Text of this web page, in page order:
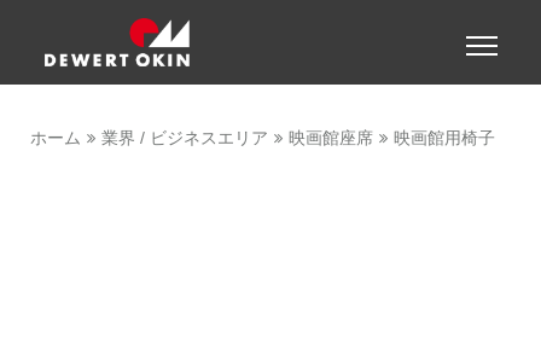
Toggle
ホーム 業界 / ビジネスエリア 映画館座席 映画館用椅子